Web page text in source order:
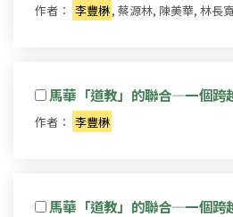
作者： 李豐楙, 蔡源林, 陳美華, 林長
馬華「道教」的聯合—一個跨
作者： 李豐楙
馬華「道教」的聯合—一個跨